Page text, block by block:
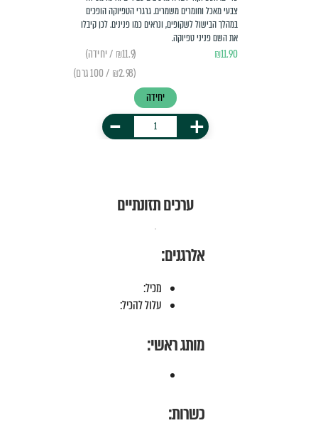
צבעי מאכל וחומרים משמרים. גרגרי הטפיוקה הופכים
במהלך הבישול לשקופים, ונראים כמו פנינים. לכן קיבלו
את השם פניני טפיוקה.
₪11.90
(₪11.9 / יחידה)
(₪2.98 / 100 גרם)
יחידה
+
-
ערכים תזונתיים
אלרגנים:
מכיל:
עלול להכיל:
מותג ראשי:
כשרות: